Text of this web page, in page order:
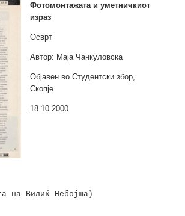
Фотомонтажата и уметничкиот
израз
Осврт
Автор: Mаја Чанкуловска
Објавен во Студентски збор,
Скопје
18.10.2000
на Вилиќ Небојша)